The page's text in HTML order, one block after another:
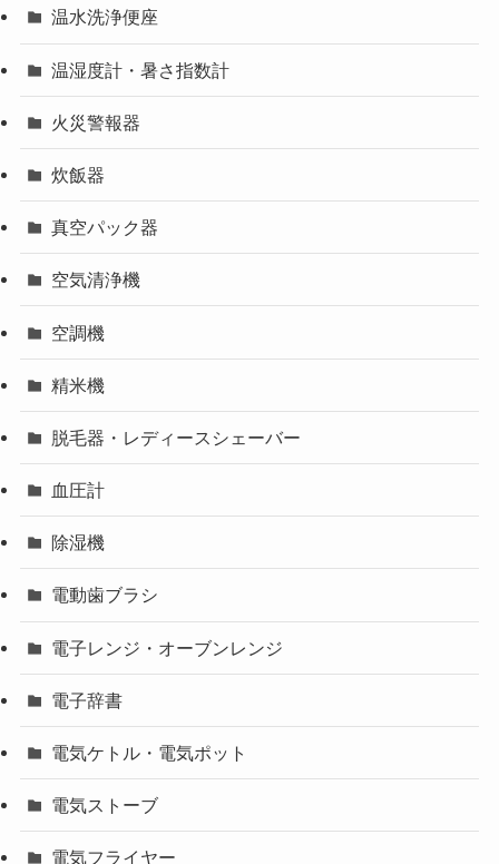
温水洗浄便座
温湿度計・暑さ指数計
火災警報器
炊飯器
真空パック器
空気清浄機
空調機
精米機
脱毛器・レディースシェーバー
血圧計
除湿機
電動歯ブラシ
電子レンジ・オーブンレンジ
電子辞書
電気ケトル・電気ポット
電気ストーブ
電気フライヤー